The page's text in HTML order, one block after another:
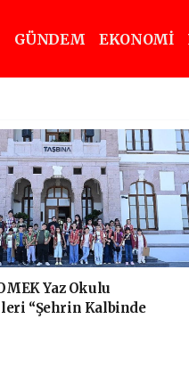
GÜNDEM EKONOMİ
Yaz Okulu
“Şehrin Kalbinde